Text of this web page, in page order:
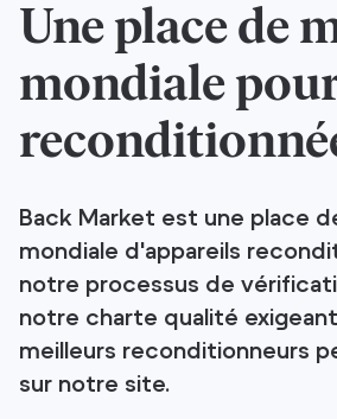
Une place de
mondiale
Back Market est une place
mondiale d'appareils
notre processus de
notre charte qualité
meilleurs reconditionneurs
sur notre site.